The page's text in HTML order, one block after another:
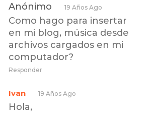
Anónimo 19 Años Ago
Como hago para insertar
en mi blog, música desde
archivos cargados en mi
computador?
Responder
Ivan 19 Años Ago
Hola,